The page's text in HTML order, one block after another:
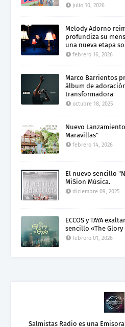
julio 10, 2026
Melody Adorno
profundiza su
una nueva etapa
febrero 16, 2026
Marco Barrientos
álbum de
transformadora
octubre 18, 2025
Nuevo
Maravillas"
febrero 14, 2026
El nuevo sencillo
MiSion Música.
diciembre 09, 2025
ECCOS y TAYA
sencillo «The Glory
febrero 01, 2026
Salmistas Radio es una